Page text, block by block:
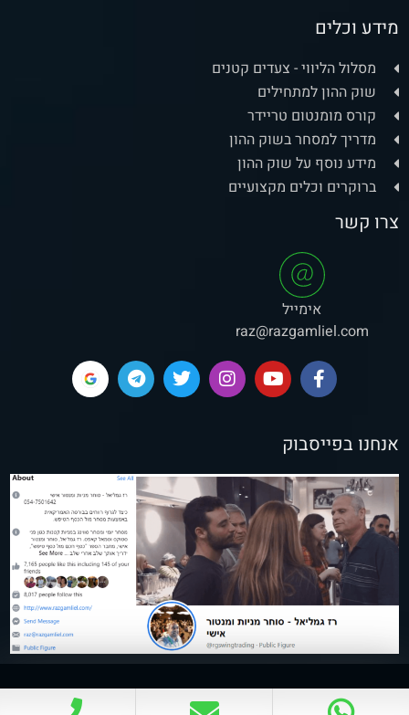
מידע וכלים
מסלול הליווי - צעדים קטנים
שוק ההון למתחילים
קורס מומנטום טריידר
מדריך למסחר בשוק ההון
מידע נוסף על שוק ההון
ברוקרים וכלים מקצועיים
צרו קשר
אימייל
raz@razgamliel.com
אנחנו בפייסבוק